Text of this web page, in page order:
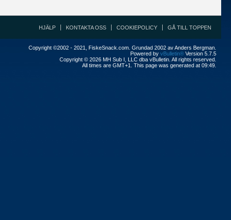
HJÄLP KONTAKTA OSS COOKIEPOLICY GÅ TILL TOPPEN
Copyright ©2002 - 2021, FiskeSnack.com. Grundad 2002 av Anders Bergman.
Powered by vBulletin® Version 5.7.5
Copyright © 2026 MH Sub I, LLC dba vBulletin. All rights reserved.
All times are GMT+1. This page was generated at 09:49.